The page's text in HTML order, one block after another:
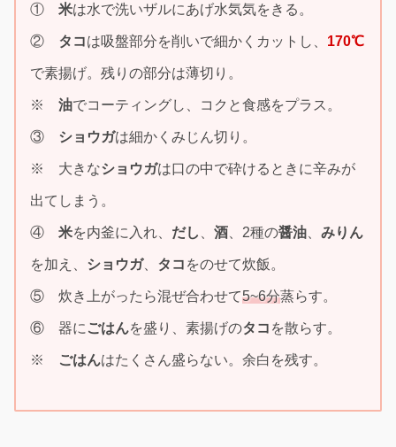
① 米は水で洗いザルにあげ水気気をきる。
② タコは吸盤部分を削いで細かくカットし、 170℃
で素揚げ。残りの部分は薄切り。
※ 油でコーティングし、コクと食感をプラス。
③ ショウガは細かくみじん切り。
※ 大きなショウガは口の中で砕けるときに辛みが
出てしまう。
④ 米を内釜に入れ、 だし 酒 、2種の醤油 みりん
を加え、 ショウガ、 タコ をのせて炊飯。
⑤ 炊き上がったら混ぜ合わせて5~6分蒸らす。
⑥ 器に ごはんを盛り、素揚げのタコ を散らす。
※ ごはんはたくさん盛らない。余白を残す。